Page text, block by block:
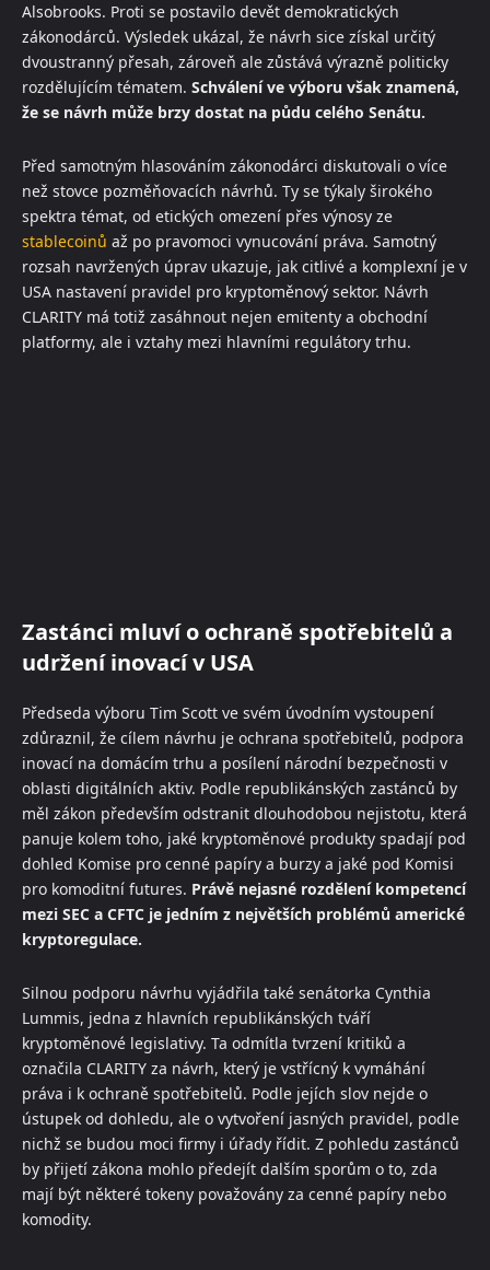
Alsobrooks. Proti se postavilo devět demokratických
zákonodárců. Výsledek ukázal, že návrh sice získal určitý
dvoustranný přesah, zároveň ale zůstává výrazně politicky
rozdělujícím tématem. Schválení ve výboru však znamená,
že se návrh může brzy dostat na půdu celého Senátu.
Před samotným hlasováním zákonodárci diskutovali o více
než stovce pozměňovacích návrhů. Ty se týkaly širokého
spektra témat, od etických omezení přes výnosy ze
stablecoinů až po pravomoci vynucování práva. Samotný
rozsah navržených úprav ukazuje, jak citlivé a komplexní je v
USA nastavení pravidel pro kryptoměnový sektor. Návrh
CLARITY má totiž zasáhnout nejen emitenty a obchodní
platformy, ale i vztahy mezi hlavními regulátory trhu.
Zastánci mluví o ochraně spotřebitelů a
udržení inovací v USA
Předseda výboru Tim Scott ve svém úvodním vystoupení
zdůraznil, že cílem návrhu je ochrana spotřebitelů, podpora
inovací na domácím trhu a posílení národní bezpečnosti v
oblasti digitálních aktiv. Podle republikánských zastánců by
měl zákon především odstranit dlouhodobou nejistotu, která
panuje kolem toho, jaké kryptoměnové produkty spadají pod
dohled Komise pro cenné papíry a burzy a jaké pod Komisi
pro komoditní futures. Právě nejasné rozdělení kompetencí
mezi SEC a CFTC je jedním z největších problémů americké
kryptoregulace.
Silnou podporu návrhu vyjádřila také senátorka Cynthia
Lummis, jedna z hlavních republikánských tváří
kryptoměnové legislativy. Ta odmítla tvrzení kritiků a
označila CLARITY za návrh, který je vstřícný k vymáhání
práva i k ochraně spotřebitelů. Podle jejích slov nejde o
ústupek od dohledu, ale o vytvoření jasných pravidel, podle
nichž se budou moci firmy i úřady řídit. Z pohledu zastánců
by přijetí zákona mohlo předejít dalším sporům o to, zda
mají být některé tokeny považovány za cenné papíry nebo
komodity.